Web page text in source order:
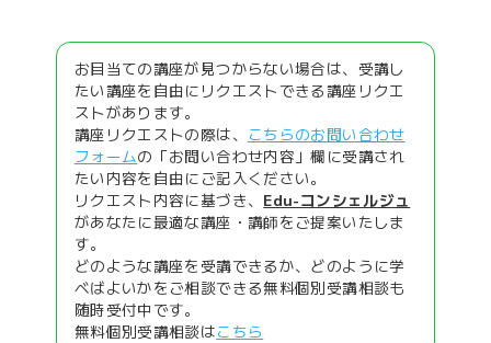
お目当ての講座が見つからない場合は、受講し
たい講座を自由にリクエストできる講座リクエ
ストがあります。
講座リクエストの際は、
こちらのお問い合わせ
フォームの「お問い合わせ内容」欄に受講され
たい内容を自由にご記入ください。
リクエスト内容に基づき、 Edu-コンシェルジュ
があなたに最適な講座・講師をご提案いたしま
す。
どのような講座を受講できるか、どのように学
べばよいかをご相談できる無料個別受講相談も
随時受付中です。
無料個別受講相談はこちら